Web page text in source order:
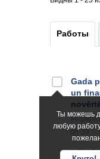
Работы
Ты можешь
любую
Gada
un
Реферат
...